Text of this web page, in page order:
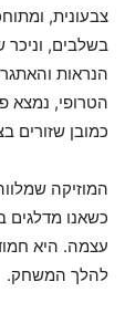
צבעונית,
בשלבים,
הנראות
הטרופי, נמצא
כמובן שזורים
המוזיקה
כשאנו מדלגים
עצמה. היא
להלך המשחק.